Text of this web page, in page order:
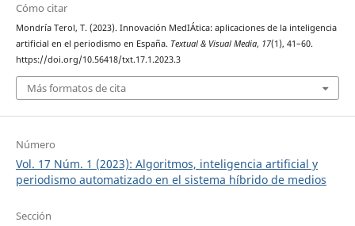
Cómo citar
Mondría Terol, T. (2023). Innovación MedIÁtica: aplicaciones de la inteligencia
artificial en el periodismo en España. Textual & Visual Media, 17(1), 41–60.
https://doi.org/10.56418/txt.17.1.2023.3
Más formatos de cita
Número
Vol. 17 Núm. 1 (2023): Algoritmos, inteligencia artificial y
periodismo automatizado en el sistema híbrido de medios
Sección